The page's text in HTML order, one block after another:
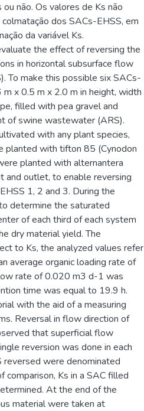
não. Os valores de Ks não
dos SACs-EHSS, em
da variável Ks.
the effect of reversing the
in horizontal subsurface flow
To make this possible six SACs-
x 0.5 m x 2.0 m in height, width
filled with pea gravel and
of swine wastewater (ARS).
with any plant species,
planted with tifton 85 (Cynodon
planted with alternantera
and outlet, to enable reversing
1, 2 and 3. During the
determine the saturated
of each third of each system
dry material yield. The
to Ks, the analyzed values refer
average organic loading rate of
rate of 0.020 m3 d-1 was
time was equal to 19.9 h.
with the aid of a measuring
Reversal in flow direction of
that superficial flow
reversion was done in each
were denominated
comparison, Ks in a SAC filled
At the end of the
material were taken at